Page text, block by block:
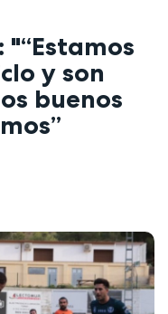
y son
buenos